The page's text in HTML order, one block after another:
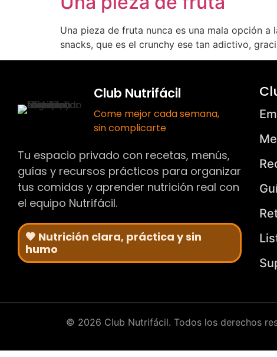
Una pieza de fruta nunca es una mala opción
snacks, que es el crunchy ese tan adictivo,
Club Nutrifácil
Come mejor cada semana,
sin complicarte
Tu espacio privado con recetas, menús,
guías y recursos prácticos para organizar
tus comidas y aprender nutrición real con
el equipo Nutrifácil.
🧡 Nutrición clara, práctica y sin
humo
© 2026 Club Nutrifácil. Todos los derechos